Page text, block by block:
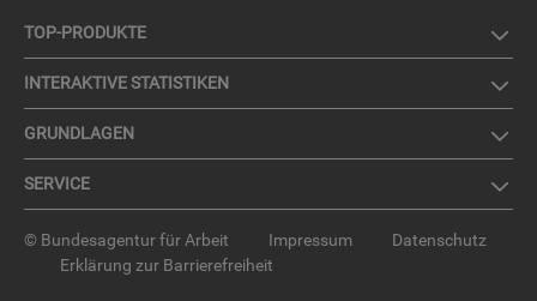
TOP-PRO­DUK­TE
IN­TER­AK­TI­VE STA­TIS­TI­KEN
GRUND­LA­GEN
SER­VICE
© Bundesagentur für Arbeit Impressum
Datenschutz
Erklärung zur Barrierefreiheit